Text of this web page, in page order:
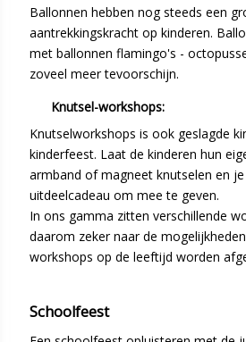
Ballonnen hebben nog steeds een
aantrekkingskracht op kinderen.
met ballonnen flamingo's -
zoveel meer tevoorschijn.
Knutsel-workshops:
Knutselworkshops is ook geslagde
kinderfeest. Laat de kinderen hun
armband of magneet knutselen en
uitdeelcadeau om mee te geven.
In ons gamma zitten verschillende
daarom zeker naar de
workshops op de leeftijd worden
Schoolfeest